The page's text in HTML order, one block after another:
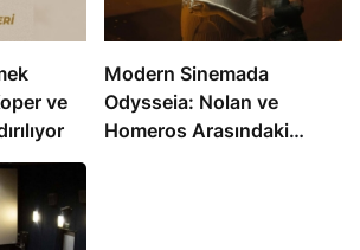
ve
Modern Sinemada
Odysseia: Nolan ve
Homeros Arasındaki